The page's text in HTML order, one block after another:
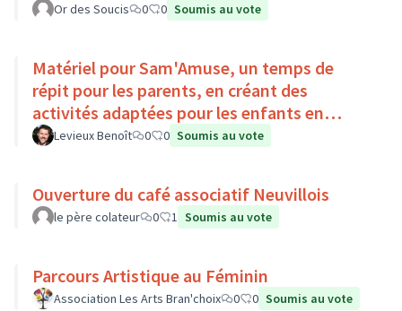
Or des Soucis 0 0 Soumis au vote
Matériel pour Sam'Amuse, un temps de
répit pour les parents, en créant des
activités adaptées pour les enfants en
situation de handicap
Levieux Benoît 0 0 Soumis au vote
Ouverture du café associatif Neuvillois
le père colateur 0 1 Soumis au vote
Parcours Artistique au Féminin
Association Les Arts Bran'choix 0 0 Soumis au vote